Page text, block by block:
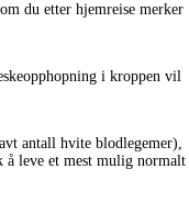
du etter hjemreise merker
i kroppen vil
antall hvite blodlegemer),
å leve et mest mulig normalt